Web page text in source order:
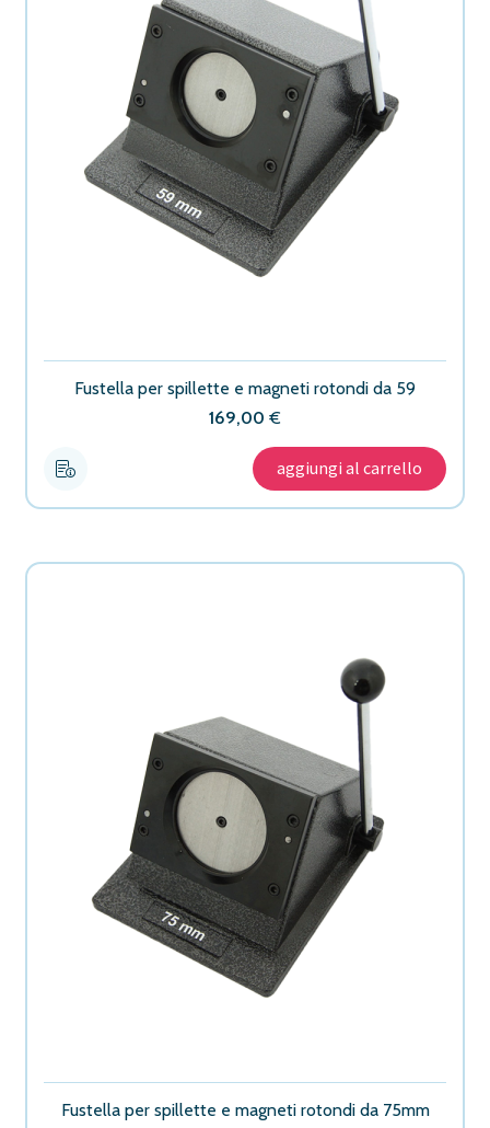
Fustella per spillette e magneti rotondi da 59
169,00 €
aggiungi al carrello
Fustella per spillette e magneti rotondi da 75mm